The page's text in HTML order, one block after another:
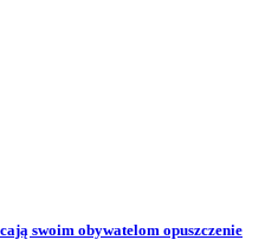
swoim obywatelom opuszczenie